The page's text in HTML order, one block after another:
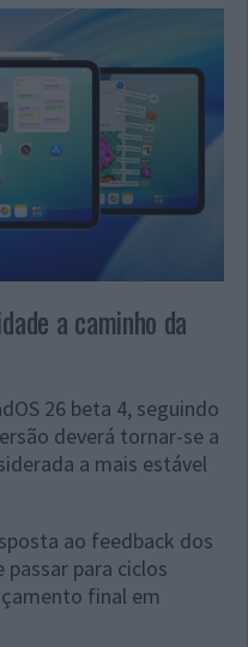
a caminho da
26 beta 4, seguindo
deverá tornar-se a
a mais estável
ao feedback dos
passar para ciclos
final em